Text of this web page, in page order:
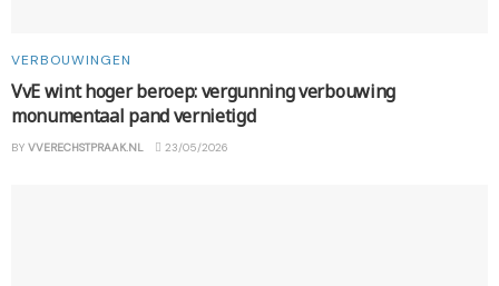
VERBOUWINGEN
VvE wint hoger beroep: vergunning verbouwing
monumentaal pand vernietigd
BY VVERECHSTPRAAK.NL 23/05/2026